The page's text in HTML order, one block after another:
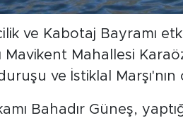
ve Kabotaj Bayramı
Mavikent Mahallesi
ve İstiklal Marşı'nın
Bahadır Güneş,